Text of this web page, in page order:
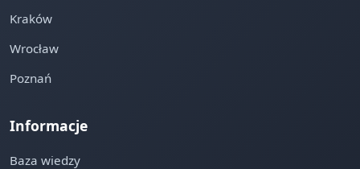
Kraków
Wrocław
Poznań
Informacje
Baza wiedzy